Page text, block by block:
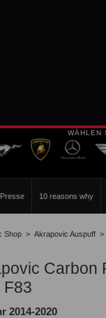
WÄHLEN
Presse 10 reasons why
Shop > Akrapovic Auspuff
Carbon
F83
2014-2020